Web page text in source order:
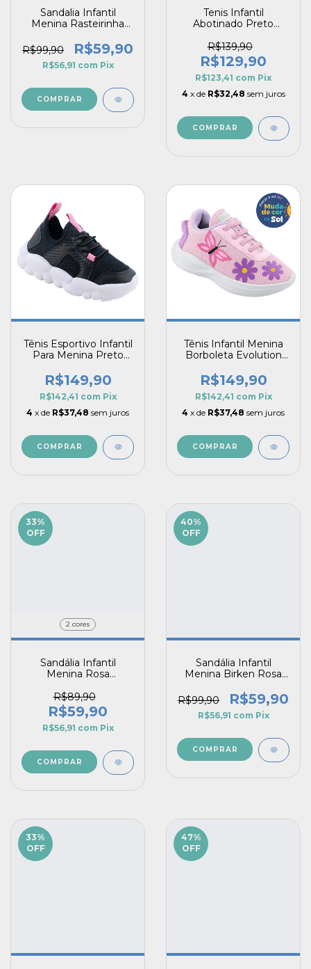
Sandalia Infantil
Menina Rasteirinha
Coloridas Slim Verão
Pé com Pé
R$99,90 R$59,90
R$56,91 com Pix
COMPRAR
Tenis Infantil
Abotinado Preto
Confortável
Fechamento Duplo
Coração Metalizado
R$139,90
R$129,90
R$123,41 com Pix
4 x de R$32,48 sem juros
COMPRAR
Tênis Esportivo Infantil
Para Menina Preto
Confortável Estilo
Leve Cloud
R$149,90
R$142,41 com Pix
4 x de R$37,48 sem juros
COMPRAR
Tênis Infantil Menina
Borboleta Evolution
Sol
R$149,90
R$142,41 com Pix
4 x de R$37,48 sem juros
COMPRAR
33%
OFF
2 cores
Sandália Infantil
Menina Rosa
em Nó Colorida
Amarilis Pecompe
R$89,90
R$59,90
R$56,91 com Pix
COMPRAR
40%
OFF
Sandália Infantil
Menina Birken Rosa
Elegante com Fivela
R$99,90 R$59,90
R$56,91 com Pix
COMPRAR
33%
OFF
47%
OFF